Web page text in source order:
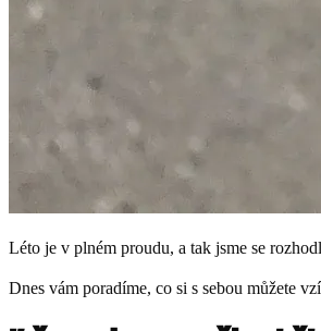
Léto je v plném proudu, a tak jsme se
Dnes vám poradíme, co si s sebou můžete